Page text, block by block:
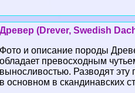
Древер (Drever, Swedish
Фото и описание породы
обладает превосходным
выносливостью. Разводят эту
в основном в скандинавских